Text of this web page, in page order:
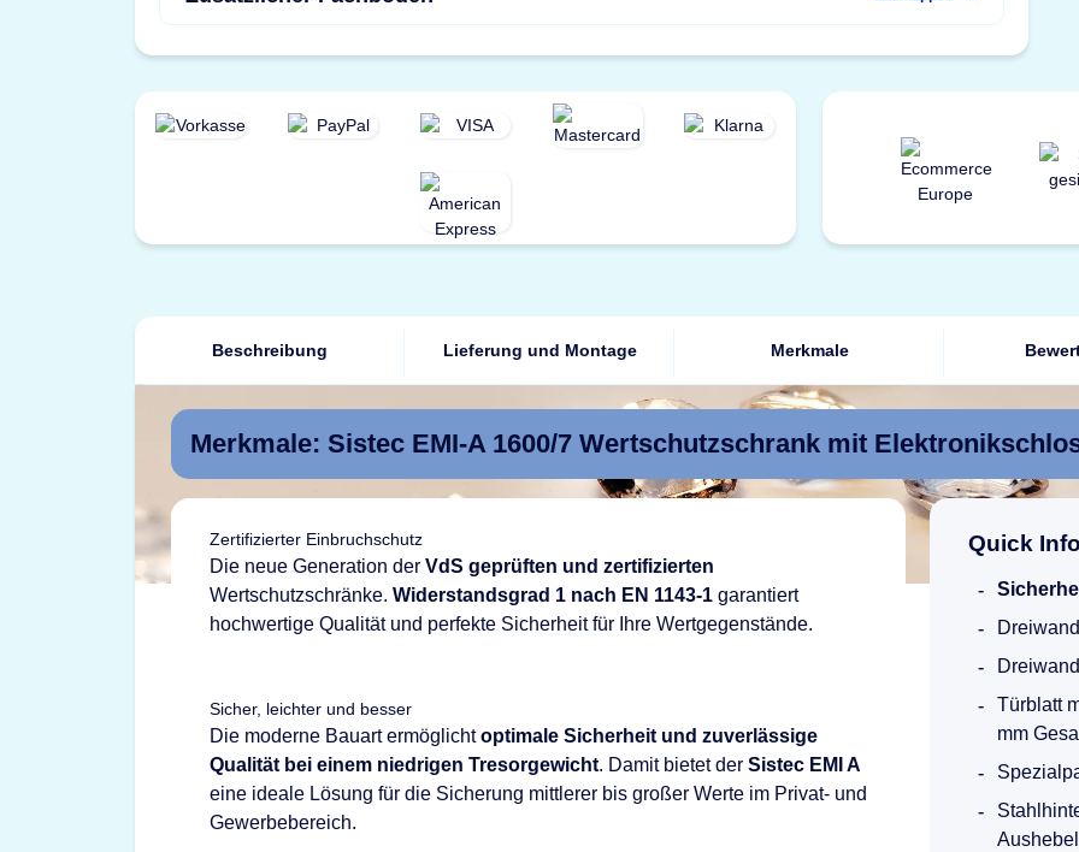
Beschreibung Lieferung und Montage Merkmale
Merkmale: Sistec EMI-A 1600/7 Wertschutzschrank mit
Zertifizierter Einbruchschutz
Die neue Generation der VdS geprüften und zertifizierten
Wertschutzschränke. Widerstandsgrad 1 nach EN 1143-1 garantiert
hochwertige Qualität und perfekte Sicherheit für Ihre Wertgegenstände.
Sicher, leichter und besser
Die moderne Bauart ermöglichtoptimale Sicherheit und zuverlässige
Qualität bei einem niedrigen Tresorgewicht. Damit bietet der Sistec EMI A
eine ideale Lösung für die Sicherung mittlerer bis großer Werte im Privat- und
Gewerbebereich.
Quick
Türblatt
mm